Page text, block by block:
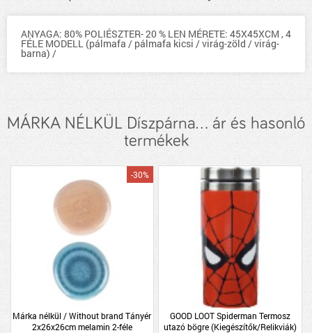
ANYAGA: 80% POLIÉSZTER- 20 % LEN MÉRETE: 45X45XCM , 4
FÉLE MODELL (pálmafa / pálmafa kicsi / virág-zöld / virág-
barna) /
MÁRKA NÉLKÜL Díszpárna... ár és hasonló
termékek
Márka nélkül / Without brand Tányér
2x26x26cm melamin 2-féle
-30%
GOOD LOOT Spiderman Termosz
utazó bögre (Kiegészítők/Relikviák)